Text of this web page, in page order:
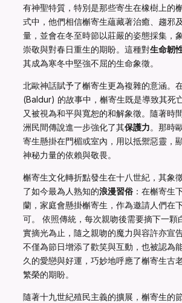
有神聖特質，特別是那些寄生在橡樹上的
式中，他們相信槲寄生蘊藏著治癒、趨邪
量，並會在冬至時節以莊嚴的姿態採集，
崇敬與對春日重生的期盼。這種對生命韌
其成為寒冬中堅強不屈的生命象徵。
北歐神話賦予了槲寄生更為複雜的意涵。
(Baldur) 的故事中，槲寄生既是導致其死
又被視為和平與寬恕的和解象徵。隨著時
洲民間傳說進一步強化了其保護力。那時
寄生懸掛在門楣或室內，用以抵禦惡靈，
神秘力量的依賴與敬畏。
槲寄生文化轉折點發生在十八世紀，其象
了如今最為人熟知的浪漫習俗 ：在槲寄生
蘭，家庭會懸掛槲寄生，作為邀請人們在
可。 依照傳統，每次親吻後需要摘下一顆
實摘光為止，隨之親吻的魔力與容許亦宣
不僅為節日增添了歡笑與互動，也被認為
久的愛戀與好運，巧妙地呼應了槲寄生古
繁榮的期盼。
隨著十九世紀殖民主義的擴展，槲寄生的